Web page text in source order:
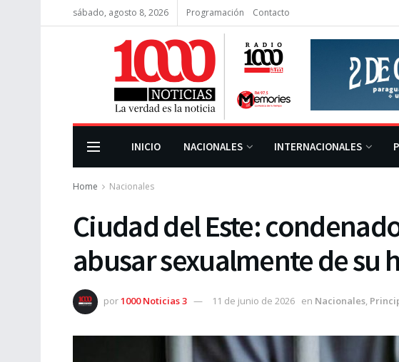
sábado, agosto 8, 2026 Programación Contacto
INICIO NACIONALES INTERNACIONALES
Home Nacionales
Ciudad del Este:
abusar sexualmente de su
por1000 Noticias 3 11 de junio de 2026 en Nacionales,